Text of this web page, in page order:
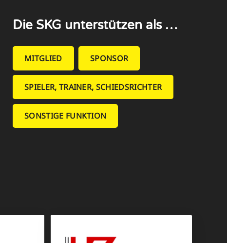
Die SKG unterstützen als …
MITGLIED SPONSOR
SPIELER, TRAINER, SCHIEDSRICHTER
SONSTIGE FUNKTION